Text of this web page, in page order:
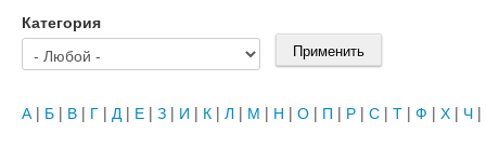
Категория
А | Б | В | Г | Д | Е | З | И | К | Л | М | Н | О | П | Р | С | Т | Ф | Х | Ч |